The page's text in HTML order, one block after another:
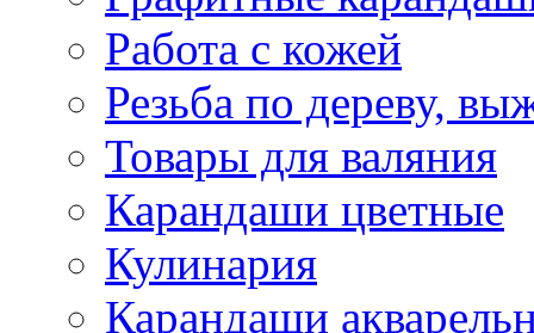
Работа с кожей
Резьба по дереву,
Товары для валяния
Карандаши цветные
Кулинария
Карандаши